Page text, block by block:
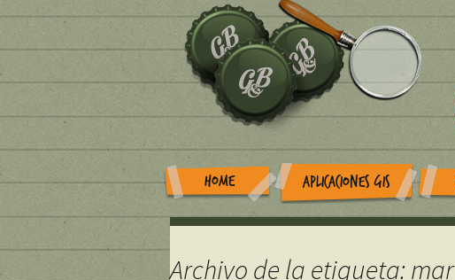
HOME APLICACIONES GIS
Archivo de la etiqueta: mar